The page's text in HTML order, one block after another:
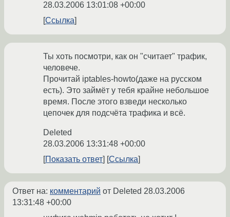
28.03.2006 13:01:08 +00:00
Ссылка
Ты хоть посмотри, как он "считает" трафик,
человече.
Прочитай iptables-howto(даже на русском
есть). Это займёт у тебя крайне небольшое
время. После этого взведи несколько
цепочек для подсчёта трафика и всё.
Deleted
28.03.2006 13:31:48 +00:00
Показать ответ
Ссылка
Ответ на: комментарий от Deleted 28.03.2006
13:31:48 +00:00